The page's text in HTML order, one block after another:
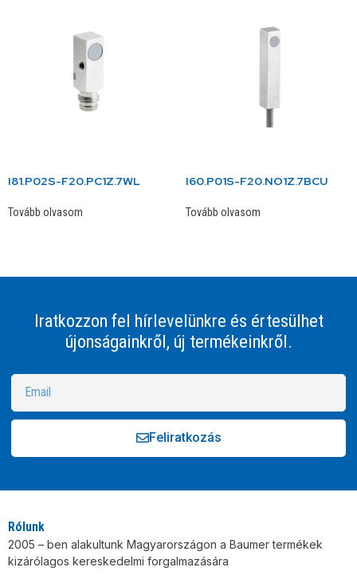
I81.P02S-F20.PC1Z.7WL
Tovább olvasom
I60.P01S-F20.NO1Z.7BCU
Tovább olvasom
Iratkozzon fel hírlevelünkre és értesülhet
újonságainkről, új termékeinkről.
Feliratkozás
Rólunk
2005 – ben alakultunk Magyarországon a Baumer termékek
kizárólagos kereskedelmi forgalmazására